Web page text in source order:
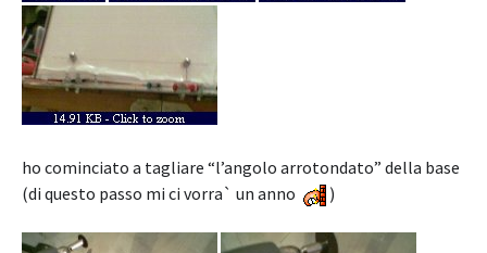
ho cominciato a tagliare “l’angolo arrotondato” della base
(di questo passo mi ci vorra` un anno
)